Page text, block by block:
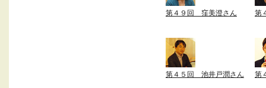
第４９回 窪美澄さん 第
第４５回 池井戸潤さん 第